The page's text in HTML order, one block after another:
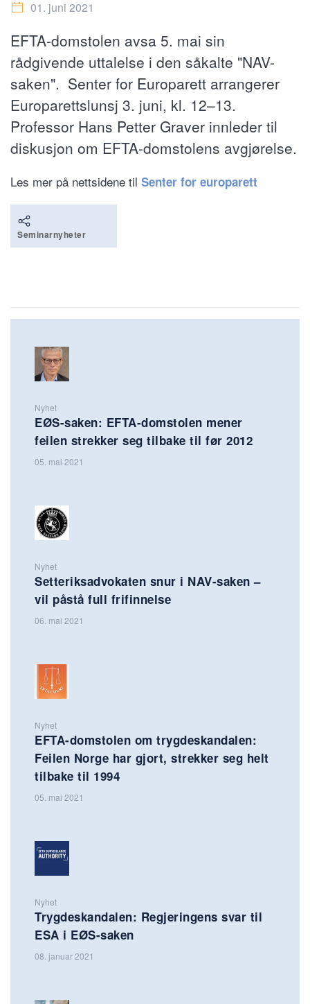
01. juni 2021
EFTA-domstolen avsa 5. mai sin
rådgivende uttalelse i den såkalte "NAV-
saken". Senter for Europarett arrangerer
Europarettslunsj 3. juni, kl. 12–13.
Professor Hans Petter Graver innleder til
diskusjon om EFTA-domstolens avgjørelse.
Les mer på nettsidene til Senter for europarett
Seminarnyheter
Nyhet
EØS-saken: EFTA-domstolen mener
feilen strekker seg tilbake til før 2012
05. mai 2021
Nyhet
Setteriksadvokaten snur i NAV-saken –
vil påstå full frifinnelse
06. mai 2021
Nyhet
EFTA-domstolen om trygdeskandalen:
Feilen Norge har gjort, strekker seg helt
tilbake til 1994
05. mai 2021
Nyhet
Trygdeskandalen: Regjeringens svar til
ESA i EØS-saken
08. januar 2021